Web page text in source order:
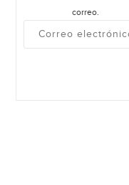
correo.